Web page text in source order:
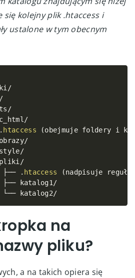
kolejny plik .htaccess i
ustalone w tym obecnym
/
/
/
/
. htaccess (obejmuje foldery i
/
/
/
. htaccess (nadpisuje
katalog1 /
katalog2/
na
pliku?
a na takich opiera się